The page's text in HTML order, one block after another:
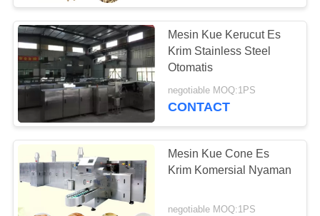
Mesin Kue Kerucut Es
Krim Stainless Steel
Otomatis
negotiable MOQ:1PS
CONTACT
Mesin Kue Cone Es
Krim Komersial Nyaman
negotiable MOQ:1PS